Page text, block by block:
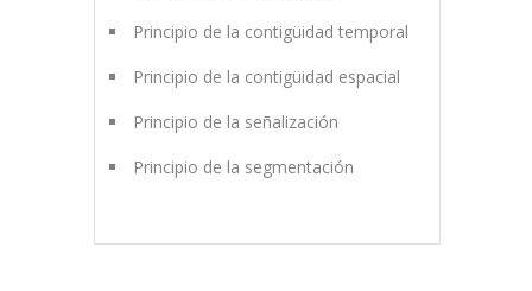
Principio de la contigüidad temporal
Principio de la contigüidad espacial
Principio de la señalización
Principio de la segmentación